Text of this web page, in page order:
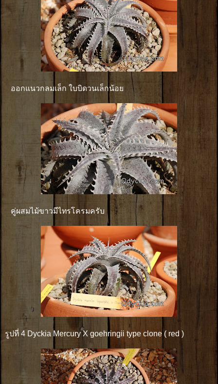
ออกแนวกลมเล็ก ใบบิดวนเล็กน้อย
คู่ผสมไม้ขาวมีไทรโครมครับ
รูปที่ 4 Dyckia Mercury X goehringii type clone ( red )